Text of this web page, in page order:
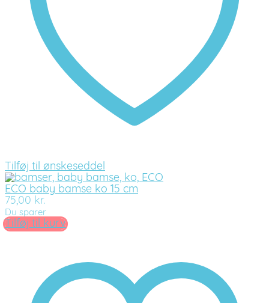
Tilføj til ønskeseddel
ECO baby bamse ko 15 cm
75,00 kr.
Du sparer
Tilføj til kurv